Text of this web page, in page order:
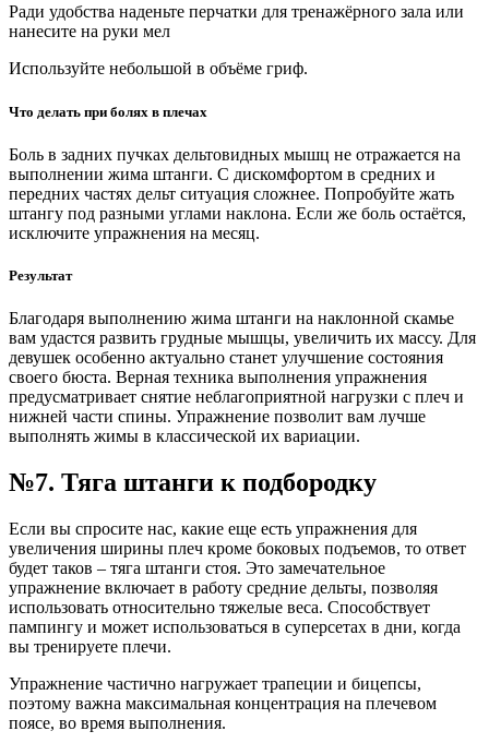
Ради удобства наденьте перчатки для тренажёрного зала или
нанесите на руки мел
Используйте небольшой в объёме гриф.
Что делать при болях в плечах
Боль в задних пучках дельтовидных мышц не отражается на
выполнении жима штанги. С дискомфортом в средних и
передних частях дельт ситуация сложнее. Попробуйте жать
штангу под разными углами наклона. Если же боль остаётся,
исключите упражнения на месяц.
Результат
Благодаря выполнению жима штанги на наклонной скамье
вам удастся развить грудные мышцы, увеличить их массу. Для
девушек особенно актуально станет улучшение состояния
своего бюста. Верная техника выполнения упражнения
предусматривает снятие неблагоприятной нагрузки с плеч и
нижней части спины. Упражнение позволит вам лучше
выполнять жимы в классической их вариации.
№7. Тяга штанги к подбородку
Если вы спросите нас, какие еще есть упражнения для
увеличения ширины плеч кроме боковых подъемов, то ответ
будет таков – тяга штанги стоя. Это замечательное
упражнение включает в работу средние дельты, позволяя
использовать относительно тяжелые веса. Способствует
пампингу и может использоваться в суперсетах в дни, когда
вы тренируете плечи.
Упражнение частично нагружает трапеции и бицепсы,
поэтому важна максимальная концентрация на плечевом
поясе, во время выполнения.